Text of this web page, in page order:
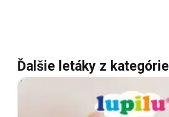
Ďalšie letáky z kategórie